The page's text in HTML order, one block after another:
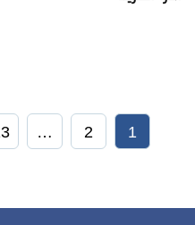
1
2
…